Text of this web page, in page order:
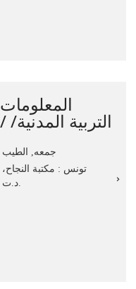
التربية
جمعه, الطيب
تونس : مكتبة النجاح،
د.ت.